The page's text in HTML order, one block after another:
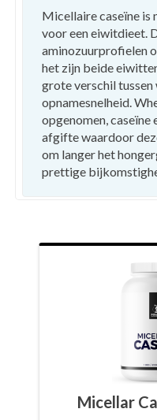
Micellaire caseïne is
voor een eiwitdieet.
aminozuurprofielen
het zijn beide
grote verschil tussen
opnamesnelheid.
opgenomen,
afgifte waardoor
om langer het
prettige
Micellar